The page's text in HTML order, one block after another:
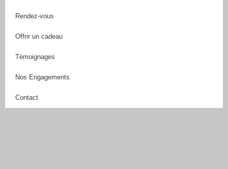
Rendez-vous
Offrir un cadeau
Témoignages
Nos Engagements
Contact